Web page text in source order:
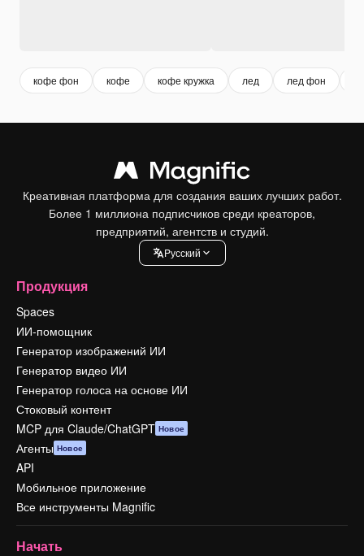
кофе фон кофе кофе кружка лед лед фон
Креативная платформа для создания ваших лучших работ.
Более 1 миллиона подписчиков среди креаторов,
предприятий, агентств и студий.
Pусский
Продукция
Spaces
ИИ-помощник
Генератор изображений ИИ
Генератор видео ИИ
Генератор голоса на основе ИИ
Стоковый контент
MCP для Claude/ChatGPT Новое
Агенты Новое
API
Мобильное приложение
Все инструменты Magnific
Начать